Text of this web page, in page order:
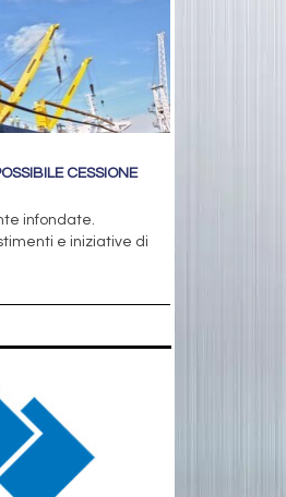
CESSIONE
infondate.
e iniziative di